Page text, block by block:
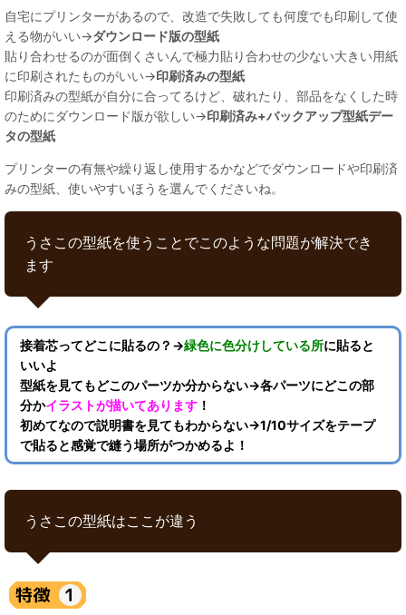
自宅にプリンターがあるので、改造で失敗しても何度でも印刷して使
える物がいい→ダウンロード版の型紙
貼り合わせるのが面倒くさいんで極力貼り合わせの少ない大きい用紙
に印刷されたものがいい→印刷済みの型紙
印刷済みの型紙が自分に合ってるけど、破れたり、部品をなくした時
のためにダウンロード版が欲しい→印刷済み+バックアップ型紙デー
タの型紙
プリンターの有無や繰り返し使用するかなどでダウンロードや印刷済
みの型紙、使いやすいほうを選んでくださいね。
うさこの型紙を使うことでこのような問題が解決でき
ます
接着芯ってどこに貼るの？→緑色に色分けしている所に貼ると
いいよ
型紙を見てもどこのパーツか分からない→各パーツにどこの部
分かイラストが描いてあります ！
初めてなので説明書を見てもわからない→1/10サイズをテープ
で貼ると感覚で縫う場所がつかめるよ！
うさこの型紙はここが違う